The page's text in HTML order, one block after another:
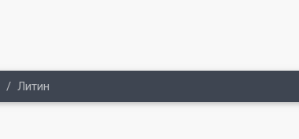
Литин